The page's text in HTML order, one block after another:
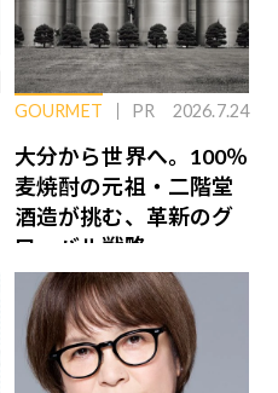
GOURMET PR 2026.7.24
大分から世界へ。100％
麦焼酎の元祖・二階堂
酒造が挑む、革新のグ
ローバル戦略